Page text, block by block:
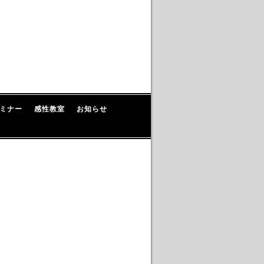
ナー 感性教室
お知らせ